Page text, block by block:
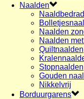
Naalden
Naalden
Naalden
Quiltnaalden
Stopnaalden
Gouden
Nikkelvrij
Borduurgarens